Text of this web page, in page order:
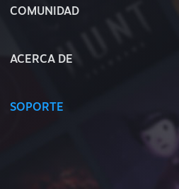
COMUNIDAD
ACERCA DE
SOPORTE